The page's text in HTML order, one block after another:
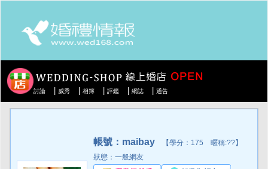
討論 威秀 相簿 評鑑 網誌 通告
帳號：maibay 【學分：175 暱稱:??】
狀態：一般網友